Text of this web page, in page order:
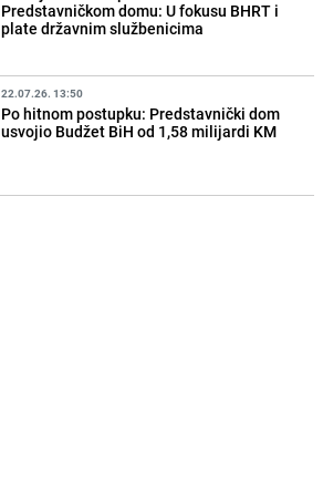
Predstavničkom domu: U fokusu BHRT i
plate državnim službenicima
22.07.26. 13:50
Po hitnom postupku: Predstavnički dom
usvojio Budžet BiH od 1,58 milijardi KM